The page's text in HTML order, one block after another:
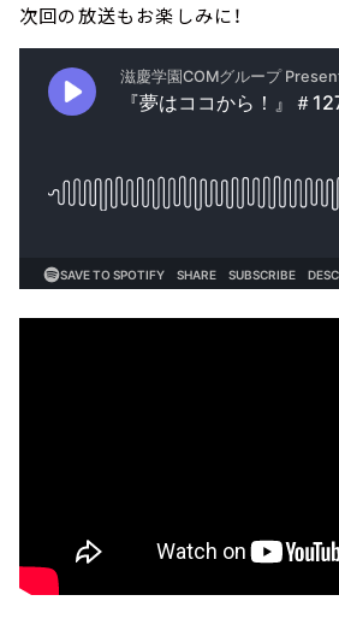
次回の放送もお楽しみに！